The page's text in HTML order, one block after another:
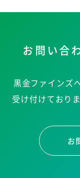
お問い合
黒金ファインズ
受け付けておりま
お